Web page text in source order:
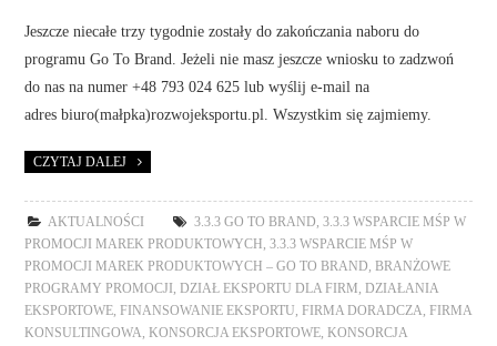
Jeszcze niecałe trzy tygodnie zostały do zakończania naboru do
programu Go To Brand. Jeżeli nie masz jeszcze wniosku to zadzwoń
do nas na numer +48 793 024 625 lub wyślij e-mail na
adres biuro(małpka)rozwojeksportu.pl. Wszystkim się zajmiemy.
CZYTAJ DALEJ
AKTUALNOŚCI 3.3.3 GO TO BRAND ,3.3.3 WSPARCIE MŚP W
PROMOCJI MAREK PRODUKTOWYCH
,3.3.3 WSPARCIE MŚP W
PROMOCJI MAREK PRODUKTOWYCH – GO TO BRAND
BRANŻOWE
PROGRAMY PROMOCJI
DZIAŁ EKSPORTU DLA FIRM
DZIAŁANIA
EKSPORTOWE
FINANSOWANIE EKSPORTU FIRMA DORADCZA
FIRMA
KONSULTINGOWA
KONSORCJA EKSPORTOWE
KONSORCJA